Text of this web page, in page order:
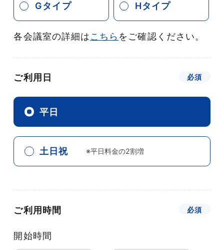
Gタイプ Hタイプ
各会議室の詳細はこちら をご確認ください。
ご利用日
平日
土日祝 ※平日料金の2割増
ご利用時間
開始時間